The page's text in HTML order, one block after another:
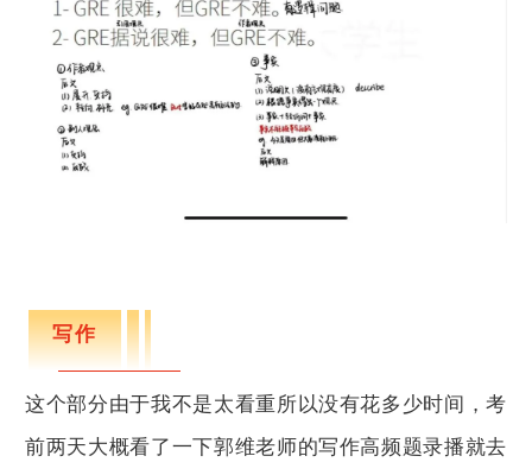
写作
这个部分由于我不是太看重所以没有花多少时间，考
前两天大概看了一下郭维老师的写作高频题录播就去